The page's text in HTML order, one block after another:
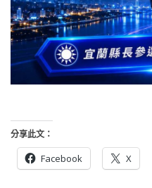
分享此文：
Facebook X